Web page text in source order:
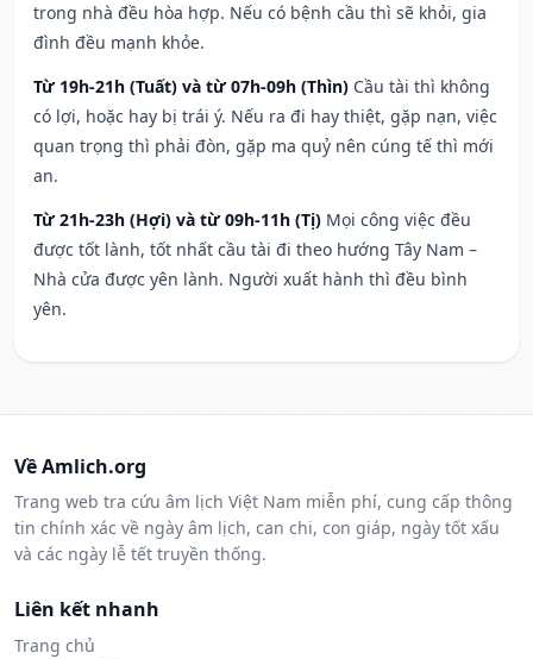
trong nhà đều hòa hợp. Nếu có bệnh cầu thì sẽ khỏi, gia
đình đều mạnh khỏe.
Từ 19h-21h (Tuất) và từ 07h-09h (Thìn) Cầu tài thì không
có lợi, hoặc hay bị trái ý. Nếu ra đi hay thiệt, gặp nạn, việc
quan trọng thì phải đòn, gặp ma quỷ nên cúng tế thì mới
an.
Từ 21h-23h (Hợi) và từ 09h-11h (Tị) Mọi công việc đều
được tốt lành, tốt nhất cầu tài đi theo hướng Tây Nam –
Nhà cửa được yên lành. Người xuất hành thì đều bình
yên.
Về Amlich.org
Trang web tra cứu âm lịch Việt Nam miễn phí, cung cấp thông
tin chính xác về ngày âm lịch, can chi, con giáp, ngày tốt xấu
và các ngày lễ tết truyền thống.
Liên kết nhanh
Trang chủ